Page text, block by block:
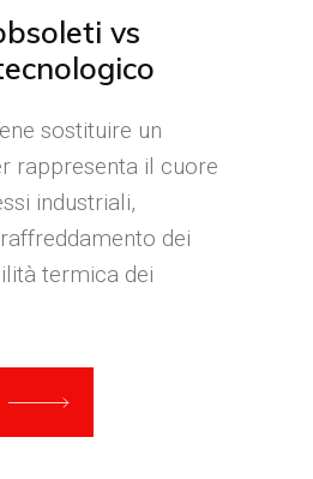
vs
sostituire un
rappresenta il cuore
industriali,
dei
termica dei